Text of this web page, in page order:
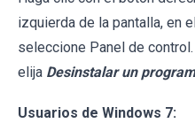
izquierda de la pantalla, en
seleccione Panel de control.
elija Desinstalar un
Usuarios de Windows 7: